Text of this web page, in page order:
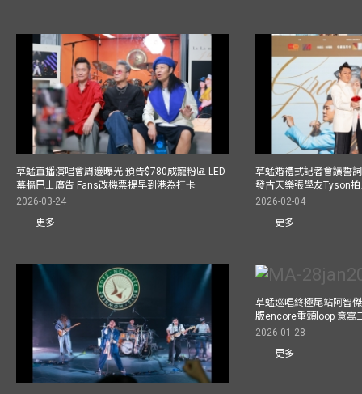
草蜢直播演唱會周邊曝光 預告$780成寵粉區 LED
幕牆巴士廣告 Fans改機票提早到港為打卡
2026-03-24
更多
草蜢婚禮式記者會讀誓
發古天樂張學友Tyson
2026-02-04
更多
草蜢巡唱終極尾站阿智
版encore重頭loop 意寓
2026-01-28
更多